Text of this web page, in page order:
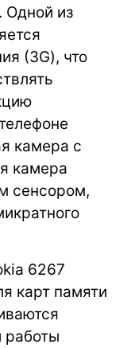
Одной из
(3G), что
камера с
камера
сенсором,
6267
карт памяти
работы